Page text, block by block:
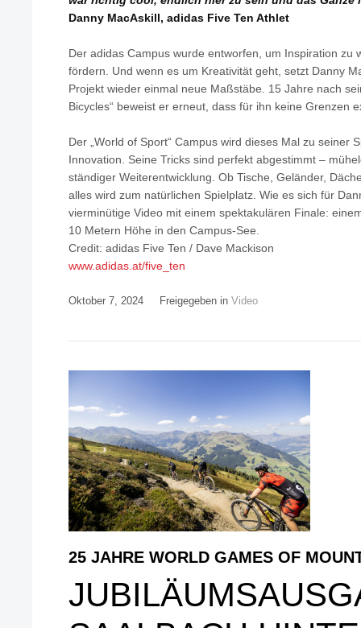
Danny MacAskill, adidas Five Ten Athlet
Der adidas Campus wurde entworfen, um Inspiration zu
fördern. Und wenn es um Kreativität geht, setzt Danny
Projekt wieder einmal neue Maßstäbe. 15 Jahre nach
Bicycles“ beweist er erneut, dass für ihn keine Grenzen
Der „World of Sport“ Campus wird dieses Mal zu seiner
Innovation. Seine Tricks sind perfekt abgestimmt –
ständiger Weiterentwicklung. Ob Tische, Geländer,
alles wird zum natürlichen Spielplatz. Wie es sich für
vierminütige Video mit einem spektakulären Finale:
10 Metern Höhe in den Campus-See.
Credit: adidas Five Ten / Dave Mackison
www.adidas.at/five_ten
Oktober 7, 2024 Freigegeben in Video
25 JAHRE WORLD GAMES OF